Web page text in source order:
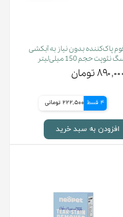
پاک‌کننده بدون نیاز به آبکشی
نئوپت حجم 150 میلی‌لیتر
تومان
4 قسط 222,500 تومانی
افزودن به سبد خرید